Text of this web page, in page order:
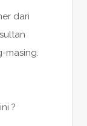
dari
masing.
?